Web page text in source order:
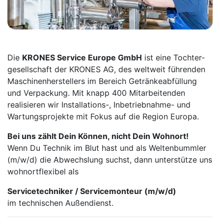
Die KRONES Service Europe GmbH ist eine Tochter­
gesellschaft der KRONES AG, des weltweit führenden
Maschinen­herstellers im Bereich Getränke­abfüllung
und Verpackung. Mit knapp 400 Mitarbei­tenden
realisieren wir Installations-, Inbetrieb­nahme- und
Wartungs­projekte mit Fokus auf die Region Europa.
Bei uns zählt Dein Können, nicht Dein Wohnort!
Wenn Du Technik im Blut hast und als Weltenbummler
(m/w/d) die Abwechslung suchst, dann unterstütze uns
wohnortflexibel als
Servicetechniker / Servicemonteur (m/w/d)
im technischen Außendienst.